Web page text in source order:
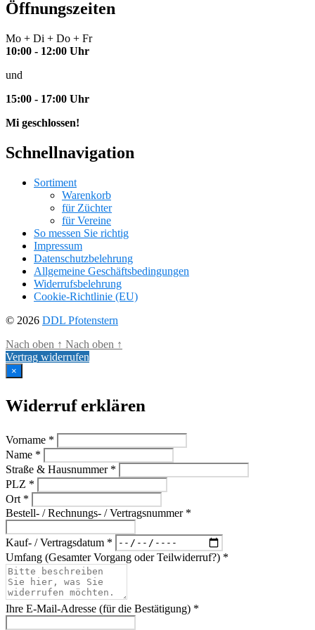
Öffnungszeiten
Mo + Di + Do + Fr
10:00 - 12:00 Uhr
und
15:00 - 17:00 Uhr
Mi geschlossen!
Schnellnavigation
Sortiment
Warenkorb
für Züchter
für Vereine
So messen Sie richtig
Impressum
Datenschutzbelehrung
Allgemeine Geschäftsbedingungen
Widerrufsbelehrung
Cookie-Richtlinie (EU)
© 2026 DDL Pfotenstern
Nach oben ↑ Nach oben ↑
Vertrag widerrufen
×
Widerruf erklären
Vorname *
Name *
Straße & Hausnummer *
PLZ *
Ort *
Bestell- / Rechnungs- / Vertragsnummer *
Kauf- / Vertragsdatum *
Umfang (Gesamter Vorgang oder Teilwiderruf?) *
Ihre E-Mail-Adresse (für die Bestätigung) *